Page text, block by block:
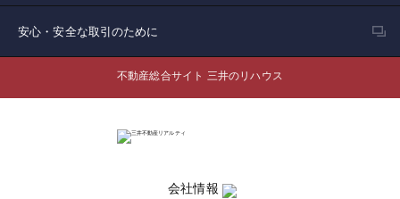
安心・安全な取引のために
不動産総合サイト 三井のリハウス
会社情報